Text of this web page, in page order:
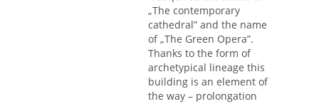
„The contemporary
cathedral” and the name
of „The Green Opera”.
Thanks to the form of
archetypical lineage this
building is an element of
the way – prolongation